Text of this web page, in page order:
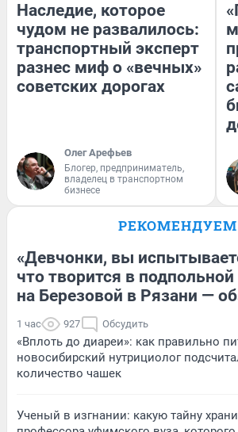
Наследие, которое
чудом не развалилось:
транспортный эксперт
разнес миф о «вечных»
советских дорогах
Олег Арефьев
Блогер, предприниматель,
владелец в транспортном
бизнесе
РЕКОМЕНДУЕМ
«Девчонки, вы
что творится в
на Березовой в Рязани —
1 час 927 Обсудить
«Вплоть до диареи»: как правильно
новосибирский нутрициолог
количество чашек
Ученый в изгнании: какую тайну